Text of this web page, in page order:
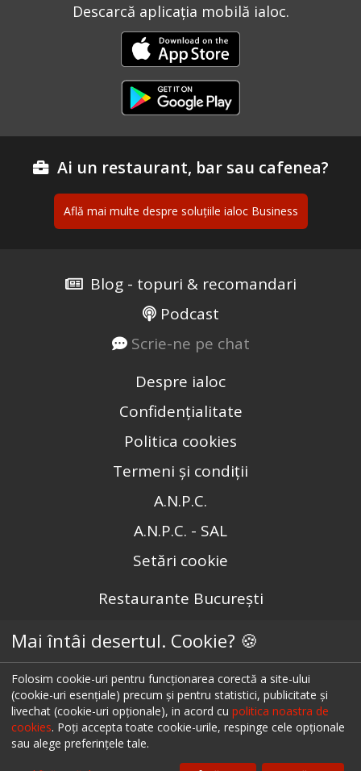
Descarcă aplicația mobilă ialoc.
Ai un restaurant, bar sau cafenea?
Află mai multe despre soluțiile ialoc Business
Blog - topuri & recomandari
Podcast
Scrie-ne pe chat
Despre ialoc
Confidențialitate
Politica cookies
Termeni și condiții
A.N.P.C.
A.N.P.C. - SAL
Setări cookie
Restaurante București
Restaurante Timișoara
Restaurante Brașov
Restaurante Iași
Restaurante Sibiu
Mai întâi desertul. Cookie? 🍪
Folosim cookie-uri pentru funcționarea corectă a site-ului
(cookie-uri esențiale) precum și pentru statistici, publicitate și
livechat (cookie-uri opționale), in acord cu politica noastra de
cookies. Poți accepta toate cookie-urile, respinge cele opționale
sau alege preferințele tale.